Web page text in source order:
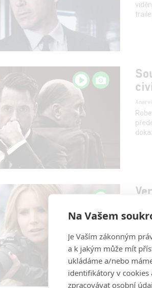
Na Vašem
Je Vaším zákonným
a k jakým může mít
ukládáme a/nebo
identifikátory v
zpracovávat osobní